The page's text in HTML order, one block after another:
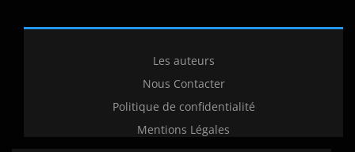
Les auteurs
Nous Contacter
Politique de confidentialité
Mentions Légales